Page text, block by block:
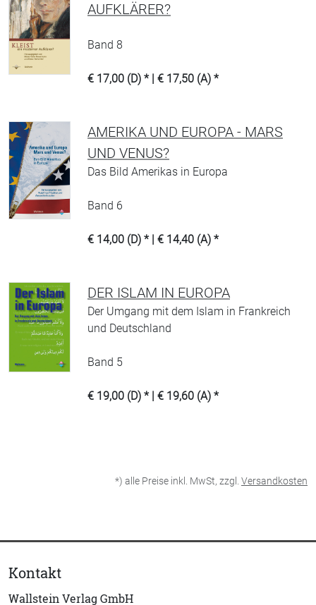
AUFKLÄRER?
Band 8
€ 17,00 (D) * | € 17,50 (A) *
AMERIKA UND EUROPA - MARS
UND VENUS?
Das Bild Amerikas in Europa
Band 6
€ 14,00 (D) * | € 14,40 (A) *
DER ISLAM IN EUROPA
Der Umgang mit dem Islam in Frankreich
und Deutschland
Band 5
€ 19,00 (D) * | € 19,60 (A) *
*) alle Preise inkl. MwSt, zzgl. Versandkosten
Kontakt
Wallstein Verlag GmbH